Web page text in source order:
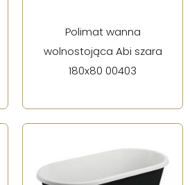
Polimat wanna
wolnostojąca Abi szara
180x80 00403